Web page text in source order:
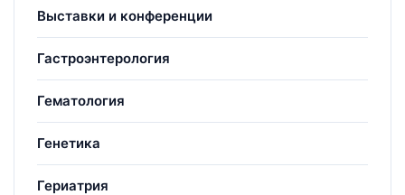
Выставки и конференции
Гастроэнтерология
Гематология
Генетика
Гериатрия